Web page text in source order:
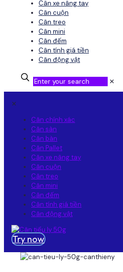
Cân xe nâng tay
Cân cuộn
Cân treo
Cân mini
Cân đếm
Cân tính giá tiền
Cân động vật
✕
✕
Cân chính xác
Cân sàn
Cân bàn
Cân Pallet
Cân xe nâng tay
Cân cuộn
Cân treo
Cân mini
Cân đếm
Cân tính giá tiền
Cân động vật
Try now